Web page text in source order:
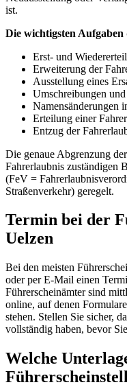
ist.
Die wichtigsten
Erst- und
Erweiterung der
Ausstellung eines
Umschreibungen
Namensänderungen
Erteilung einer
Entzug der
Die genaue Abgrenzung
Fahrerlaubnis zuständigen
(FeV =
Straßenverkehr) geregelt.
Termin bei der
Uelzen
Bei den meisten
oder per E-Mail einen
Führerscheinämter sind
online, auf denen
stehen. Stellen Sie sicher,
vollständig haben, bevor
Welche